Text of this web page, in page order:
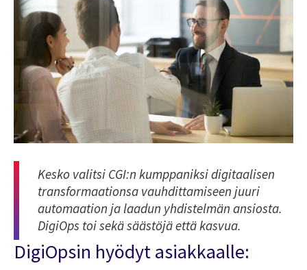
Kesko valitsi CGI:n kumppaniksi digitaalisen
transformaationsa vauhdittamiseen juuri
automaation ja laadun yhdistelmän ansiosta.
DigiOps toi sekä säästöjä että kasvua.
DigiOpsin hyödyt asiakkaalle: